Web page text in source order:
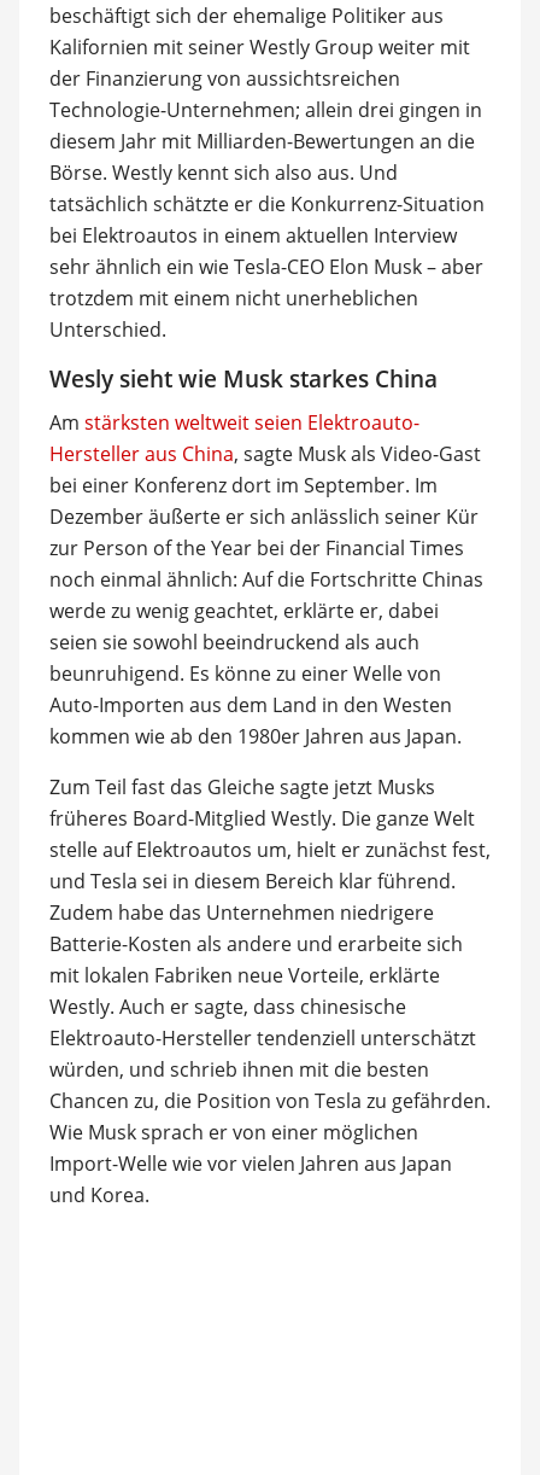
beschäftigt sich der ehemalige Politiker aus
Kalifornien mit seiner Westly Group weiter mit
der Finanzierung von aussichtsreichen
Technologie-Unternehmen; allein drei gingen in
diesem Jahr mit Milliarden-Bewertungen an die
Börse. Westly kennt sich also aus. Und
tatsächlich schätzte er die Konkurrenz-Situation
bei Elektroautos in einem aktuellen Interview
sehr ähnlich ein wie Tesla-CEO Elon Musk – aber
trotzdem mit einem nicht unerheblichen
Unterschied.
Wesly sieht wie Musk starkes China
Am stärksten weltweit seien Elektroauto-
Hersteller aus China, sagte Musk als Video-Gast
bei einer Konferenz dort im September. Im
Dezember äußerte er sich anlässlich seiner Kür
zur Person of the Year bei der Financial Times
noch einmal ähnlich: Auf die Fortschritte Chinas
werde zu wenig geachtet, erklärte er, dabei
seien sie sowohl beeindruckend als auch
beunruhigend. Es könne zu einer Welle von
Auto-Importen aus dem Land in den Westen
kommen wie ab den 1980er Jahren aus Japan.
Zum Teil fast das Gleiche sagte jetzt Musks
früheres Board-Mitglied Westly. Die ganze Welt
stelle auf Elektroautos um, hielt er zunächst fest,
und Tesla sei in diesem Bereich klar führend.
Zudem habe das Unternehmen niedrigere
Batterie-Kosten als andere und erarbeite sich
mit lokalen Fabriken neue Vorteile, erklärte
Westly. Auch er sagte, dass chinesische
Elektroauto-Hersteller tendenziell unterschätzt
würden, und schrieb ihnen mit die besten
Chancen zu, die Position von Tesla zu gefährden.
Wie Musk sprach er von einer möglichen
Import-Welle wie vor vielen Jahren aus Japan
und Korea.